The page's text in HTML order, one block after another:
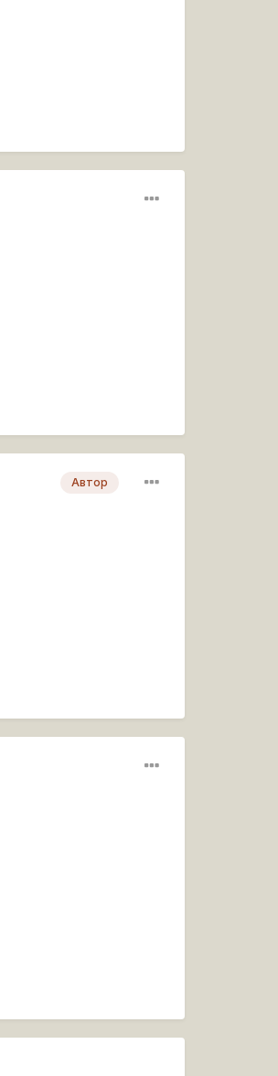
Автор